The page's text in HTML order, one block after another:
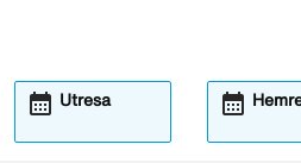
Utresa
calendar_month calendar_month